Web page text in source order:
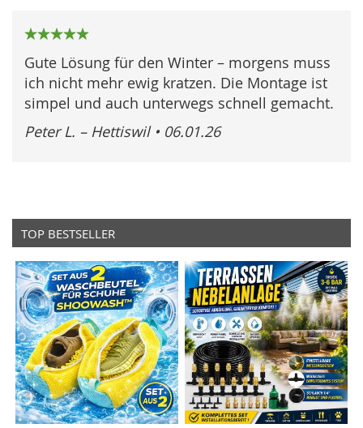
100%
Gute Lösung für den Winter – morgens muss
ich nicht mehr ewig kratzen. Die Montage ist
simpel und auch unterwegs schnell gemacht.
Peter L. – Hettiswil • 06.01.26
TOP BESTSELLER